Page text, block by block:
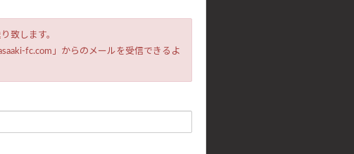
致します。
fc.com」からのメールを受信できるよ